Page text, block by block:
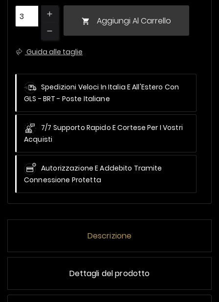
 Aggiungi Al Carrello
Guida alle taglie
Spedizioni Veloci In Italia E All'Estero Con
GLS - BRT - Poste Italiane
7/7 Supporto Rapido E Cortese Per I Vostri
Acquisti
Autorizzazione E Addebito Tramite
Connessione Protetta
Descrizione
Dettagli del prodotto